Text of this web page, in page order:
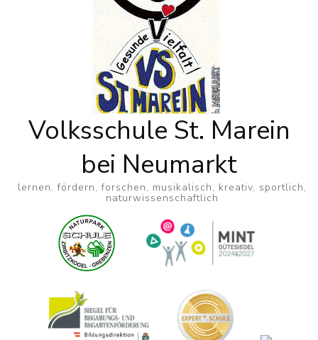
Volksschule St. Marein
bei Neumarkt
lernen, fördern, forschen, musikalisch, kreativ, sportlich,
naturwissenschaftlich